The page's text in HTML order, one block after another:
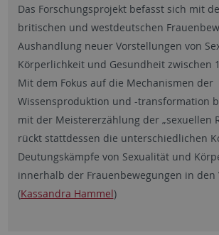
Das Forschungsprojekt befasst sich mit
britischen und westdeutschen
Aushandlung neuer Vorstellungen von
Körperlichkeit und Gesundheit zwischen
Mit dem Fokus auf die Mechanismen der
Wissensproduktion und -transformation
mit der Meistererzählung der „sexuellen
rückt stattdessen die unterschiedlichen
Deutungskämpfe von Sexualität und
innerhalb der Frauenbewegungen in den
(Kassandra Hammel)